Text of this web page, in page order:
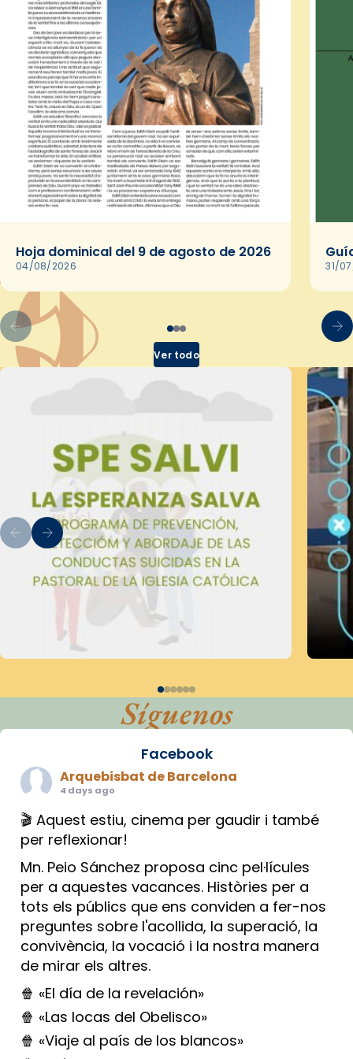
Hoja dominical del 9 de agosto de 2026
04/08/2026 31/
Ver todo
Síguenos
Facebook
Arquebisbat de Barcelona
4 days ago
🎬 Aquest estiu, cinema per gaudir i també
per reflexionar!
Mn. Peio Sánchez proposa cinc pel·lícules
per a aquestes vacances. Històries per a
tots els públics que ens conviden a fer-nos
preguntes sobre l'acollida, la superació, la
convivència, la vocació i la nostra manera
de mirar els altres.
🍿 «El día de la revelación»
🍿 «Las locas del Obelisco»
🍿 «Viaje al país de los blancos»